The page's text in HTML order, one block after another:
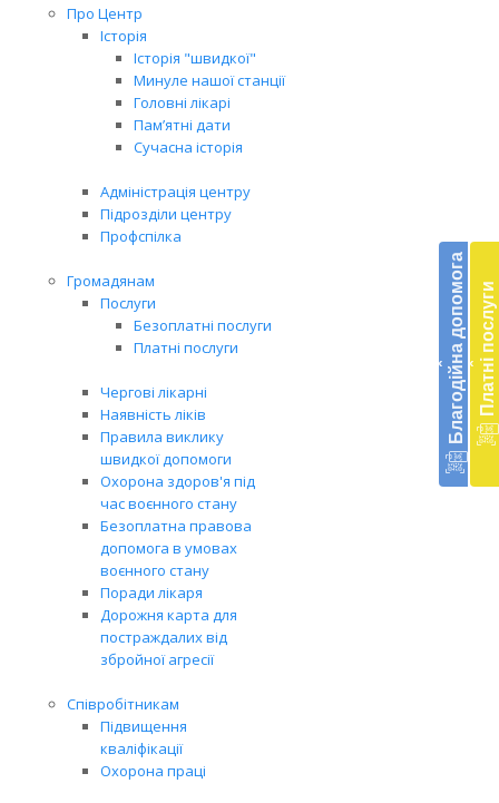
Про Центр
Історія
Історія "швидкої"
Минуле нашої станції
Головні лікарі
Пам’ятні дати
Сучасна історія
Адміністрація центру
Підрозділи центру
Профспілка
Громадянам
Послуги
Безоплатні послуги
Платні послуги
Чергові лікарні
Наявність ліків
Правила виклику
швидкої допомоги
Охорона здоров'я під
час воєнного стану
Безоплатна правова
допомога в умовах
воєнного стану
Поради лікаря
Дорожня карта для
постраждалих від
збройної агресії
Співробітникам
Підвищення
кваліфікації
Охорона праці
‹ Благодійна допомога ‹ Платні послуги